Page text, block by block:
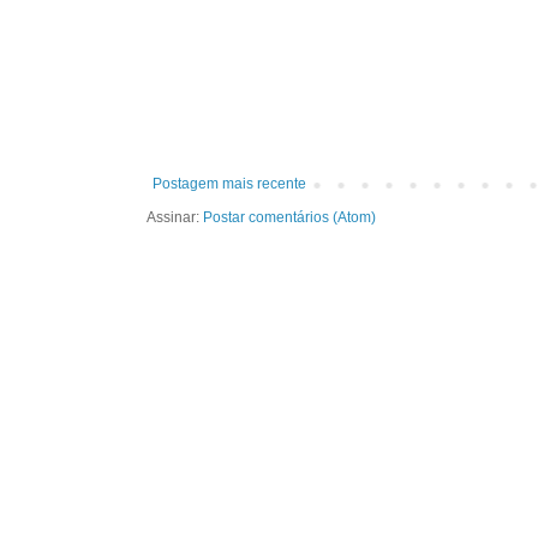
Postagem mais recente
Assinar: Postar comentários (Atom)